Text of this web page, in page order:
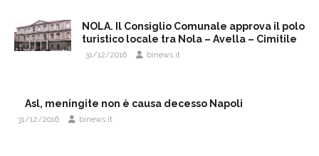
NOLA. Il Consiglio Comunale approva il polo
turistico locale tra Nola – Avella – Cimitile
31/12/2016 binews.it
Asl, meningite non è causa decesso Napoli
31/12/2016 binews.it